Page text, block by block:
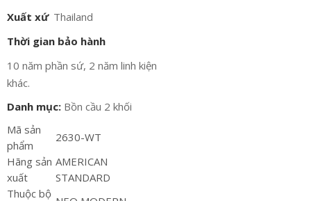
Xuất xứ Thailand
Thời gian bảo hành
10 năm phần sứ, 2 năm linh kiện
khác.
Danh mục: Bồn cầu 2 khối
Mã sản
phẩm
2630-WT
Hãng sản
xuất
AMERICAN
STANDARD
Thuộc bộ